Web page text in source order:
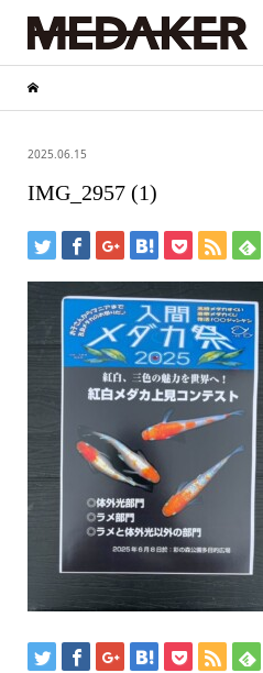
2025.06.15
IMG_2957 (1)